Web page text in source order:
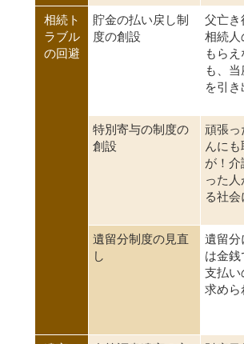
相続ト
ラブル
の回避
貯金の払い戻し制
度の創設
父亡
相続人
もら
も、
を引
特別寄与の制度の
創設
頑張っ
んに
が！
った
る社会
遺留分制度の見直
し
遺留分
は金銭
支払い
求めら